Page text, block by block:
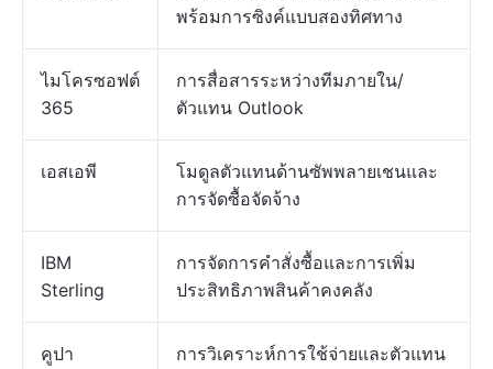
พร้อมการซิงค์แบบสองทิศทาง
ไมโครซอฟต์
365
การสื่อสารระหว่างทีมภายใน/
ตัวแทน Outlook
เอสเอพี
โมดูลตัวแทนด้านซัพพลายเชนและ
การจัดซื้อจัดจ้าง
IBM
Sterling
การจัดการคำสั่งซื้อและการเพิ่ม
ประสิทธิภาพสินค้าคงคลัง
คูปา
การวิเคราะห์การใช้จ่ายและตัวแทน